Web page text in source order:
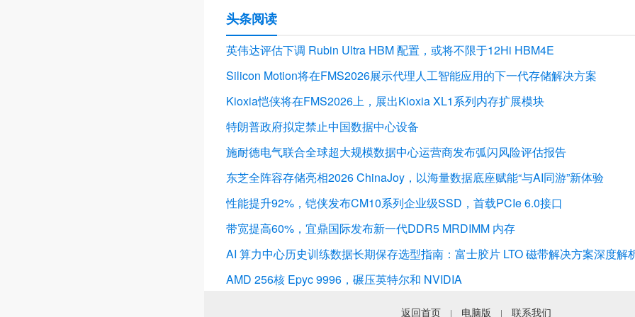
头条阅读
英伟达评估下调 Rubin Ultra HBM 配置，或将不限于12Hi HBM4E
Silicon Motion将在FMS2026展示代理人工智能应用的下一代存储解决方案
Kioxia恺侠将在FMS2026上，展出Kioxia XL1系列内存扩展模块
特朗普政府拟定禁止中国数据中心设备
施耐德电气联合全球超大规模数据中心运营商发布弧闪风险评估报告
东芝全阵容存储亮相2026 ChinaJoy，以海量数据底座赋能“与AI同游”新体验
性能提升92%，铠侠发布CM10系列企业级SSD，首载PCIe 6.0接口
带宽提高60%，宜鼎国际发布新一代DDR5 MRDIMM 内存
AI 算力中心历史训练数据长期保存选型指南：富士胶片 LTO 磁带解决方案深度解
AMD 256核 Epyc 9996，碾压英特尔和 NVIDIA
返回首页 | 电脑版 | 联系我们